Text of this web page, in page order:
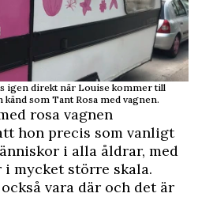
igen direkt när Louise kommer till
känd som Tant Rosa med vagnen.
rosa vagnen
hon precis som vanligt
i alla åldrar, med
mycket större skala.
vara där och det är